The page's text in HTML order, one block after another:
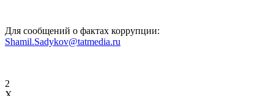
Для сообщений о фактах коррупции:
Shamil.Sadykov@tatmedia.ru
2